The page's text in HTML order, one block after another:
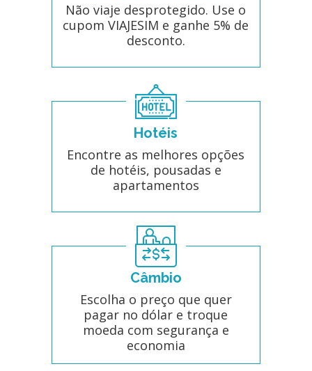
Não viaje desprotegido. Use o
cupom VIAJESIM e ganhe 5% de
desconto.
Hotéis
Encontre as melhores opções
de hotéis, pousadas e
apartamentos
Câmbio
Escolha o preço que quer
pagar no dólar e troque
moeda com segurança e
economia